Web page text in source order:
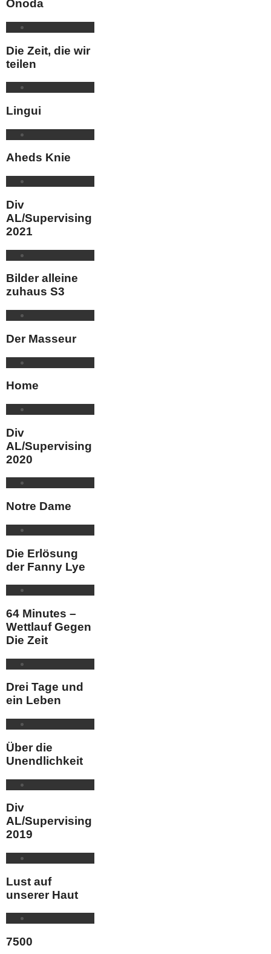
Onoda
Die Zeit, die wir
teilen
Lingui
Aheds Knie
Div
AL/Supervising
2021
Bilder alleine
zuhaus S3
Der Masseur
Home
Div
AL/Supervising
2020
Notre Dame
Die Erlösung
der Fanny Lye
64 Minutes –
Wettlauf Gegen
Die Zeit
Drei Tage und
ein Leben
Über die
Unendlichkeit
Div
AL/Supervising
2019
Lust auf
unserer Haut
7500